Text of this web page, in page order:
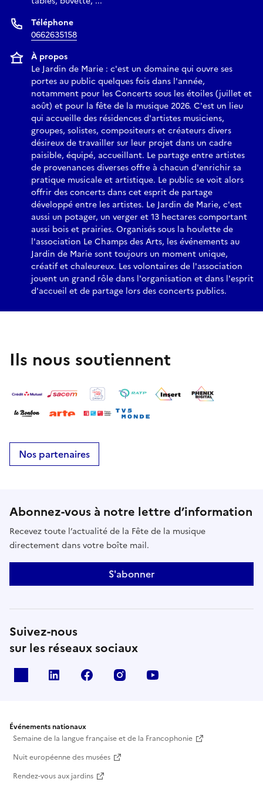
Téléphone
0662635158
À propos
Le Jardin de Marie : c'est un domaine qui ouvre ses
portes au public quelques fois dans l'année,
notamment pour les Concerts sous les étoiles (juillet et
août) et pour la fête de la musique 2026. C'est un lieu
qui accueille des résidences d'artistes musiciens,
groupes, solistes, compositeurs et créateurs divers
désireux de travailler sur leur projet dans un cadre
paisible, équipé, accueillant. Le partage entre artistes
de provenances diverses offre à chacun d'enrichir sa
pratique musicale et artistique. Le public se voit alors
offrir des concerts dans cet esprit de partage
développé entre les artistes. Le Jardin de Marie, c'est
aussi un potager, un verger et 13 hectares comportant
aussi bois et prairies. Organisés sous la houlette de
l'association Le Champs des Arts, les événements au
Jardin de Marie sont toujours un moment unique,
créatif et chaleureux. Les volontaires de l'association
jouent un grand rôle dans l'organisation et dans l'esprit
d'accueil et de partage lors des concerts publics.
Ils nous soutiennent
Nos partenaires
Abonnez-vous à notre lettre d’information
Recevez toute l’actualité de la Fête de la musique
directement dans votre boîte mail.
S'abonner
Suivez-nous
sur les réseaux sociaux
Linkedin Facebook Instagram
Événements nationaux
Semaine de la langue française et de la Francophonie
Nuit européenne des musées
Rendez-vous aux jardins